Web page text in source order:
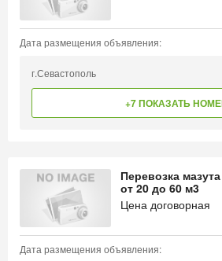
Дата размещения объявления:
г.Севастополь
+7 ПОКАЗАТЬ
Перевозка
от 20 до 60 м3
Цена договорная
Дата размещения объявления: